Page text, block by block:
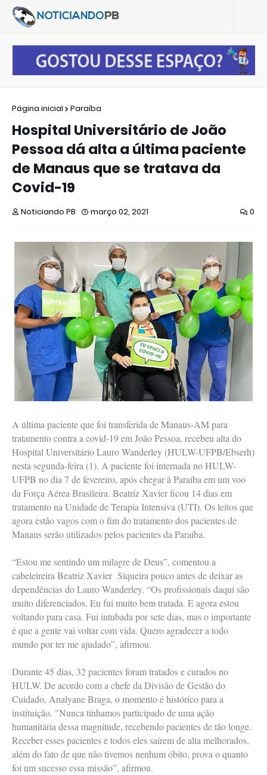
Página inicial Paraíba
Hospital Universitário de João
Pessoa dá alta a última paciente
de Manaus que se tratava da
Covid-19
Noticiando PB março 02, 2021 0
A última paciente que foi transferida de Manaus-AM para
tratamento contra a covid-19 em João Pessoa, recebeu alta do
Hospital Universitário Lauro Wanderley (HULW-UFPB/Ebserh)
nesta segunda-feira (1). A paciente foi internada no HULW-
UFPB no dia 7 de fevereiro, após chegar à Paraíba em um voo
da Força Aérea Brasileira. Beatriz Xavier ficou 14 dias em
tratamento na Unidade de Terapia Intensiva (UTI). Os leitos que
agora estão vagos com o fim do tratamento dos pacientes de
Manaus serão utilizados pelos pacientes da Paraíba.
“Estou me sentindo um milagre de Deus”, comentou a
cabeleireira Beatriz Xavier Siqueira pouco antes de deixar as
dependências do Lauro Wanderley. “Os profissionais daqui são
muito diferenciados. Eu fui muito bem tratada. E agora estou
voltando para casa. Fui intubada por sete dias, mas o importante
é que a gente vai voltar com vida. Quero agradecer a todo
mundo por ter me ajudado”, afirmou.
Durante 45 dias, 32 pacientes foram tratados e curados no
HULW. De acordo com a chefe da Divisão de Gestão do
Cuidado, Analyane Braga, o momento é histórico para a
instituição. "Nunca tínhamos participado de uma ação
humanitária dessa magnitude, recebendo pacientes de tão longe.
Receber esses pacientes e todos eles saírem de alta melhorados,
além do fato de que não tivemos nenhum óbito, prova o quanto
foi um sucesso essa missão”, afirmou.